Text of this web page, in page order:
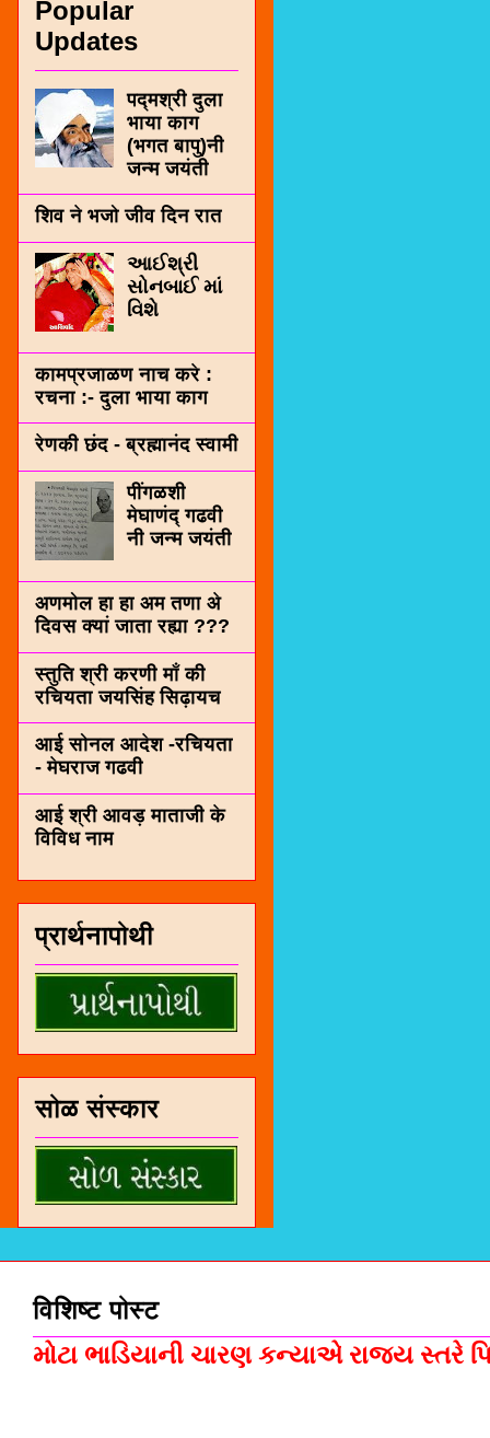
Popular
Updates
पद्मश्री दुला
भाया काग
(भगत बापु)नी
जन्म जयंती
शिव ने भजो जीव दिन रात
આઈશ્રી
સોનબાઈ માં
વિશે
कामप्रजाळण नाच करे :
रचना :- दुला भाया काग
रेणकी छंद - ब्रह्मानंद स्वामी
पींगळशी
मेघाणंद् गढवी
नी जन्म जयंती
अणमोल हा हा अम तणा अे
दिवस क्यां जाता रह्या ???
स्तुति श्री करणी माँ की
रचियता जयसिंह सिढ़ायच
आई सोनल आदेश -रचियता
- मेघराज गढवी
आई श्री आवड़ माताजी के
विविध नाम
प्रार्थनापोथी
सोळ संस्कार
विशिष्ट पोस्ट
મોટા ભાડિયાની ચારણ કન્યાએ રાજ્ય સ્તરે